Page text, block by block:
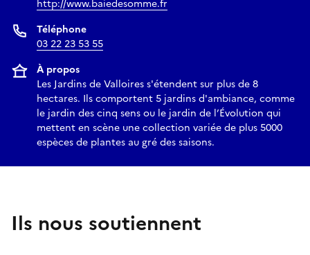
http://www.baiedesomme.fr
Téléphone
03 22 23 53 55
À propos
Les Jardins de Valloires s'étendent sur plus de 8
hectares. Ils comportent 5 jardins d'ambiance, comme
le jardin des cinq sens ou le jardin de l’Évolution qui
mettent en scène une collection variée de plus 5000
espèces de plantes au gré des saisons.
Ils nous soutiennent